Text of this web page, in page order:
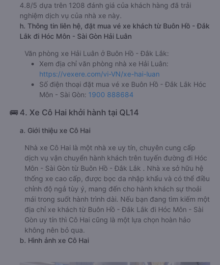
4.8/5 dựa trên 1208 đánh giá của khách hàng đã trải
nghiệm dịch vụ của nhà xe này.
h. Thông tin liên hệ, đặt mua vé xe khách từ Buôn Hồ - Đắk
Lắk đi Hóc Môn - Sài Gòn Hải Luân
Văn phòng xe Hải Luân ở Buôn Hồ - Đắk Lắk:
Xem địa chỉ văn phòng nhà xe Hải Luân:
https://vexere.com/vi-VN/xe-hai-luan
Số điện thoại đặt mua vé xe Buôn Hồ - Đắk Lắk Hóc
Môn - Sài Gòn: 1900 888684
🚌 4. Xe Cô Hai khởi hành tại QL14
a. Giới thiệu xe Cô Hai
Nhà xe Cô Hai là một nhà xe uy tín, chuyên cung cấp
dịch vụ vận chuyển hành khách trên tuyến đường đi Hóc
Môn - Sài Gòn từ Buôn Hồ - Đắk Lắk . Nhà xe sở hữu hệ
thống xe cao cấp, được bọc da nhập khẩu và có thể điều
chỉnh độ ngả tùy ý, mang đến cho hành khách sự thoải
mái trong suốt hành trình dài. Nếu bạn đang tìm kiếm một
địa chỉ xe khách từ Buôn Hồ - Đắk Lắk đi Hóc Môn - Sài
Gòn uy tín thì Cô Hai cũng là một lựa chọn hoàn hảo
không nên bỏ qua.
b. Hình ảnh xe Cô Hai